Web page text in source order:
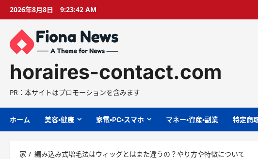
プ
2026年8月8日 9:23:43 AM
horaires-contact.com
PR：本サイトはプロモーションを含みます
ホーム 美容・健康 家電・PC・スマホ マネー・資産・副業 特定商
家 編み込み式増毛法はウィッグとはまた違うの？やり方や特徴について